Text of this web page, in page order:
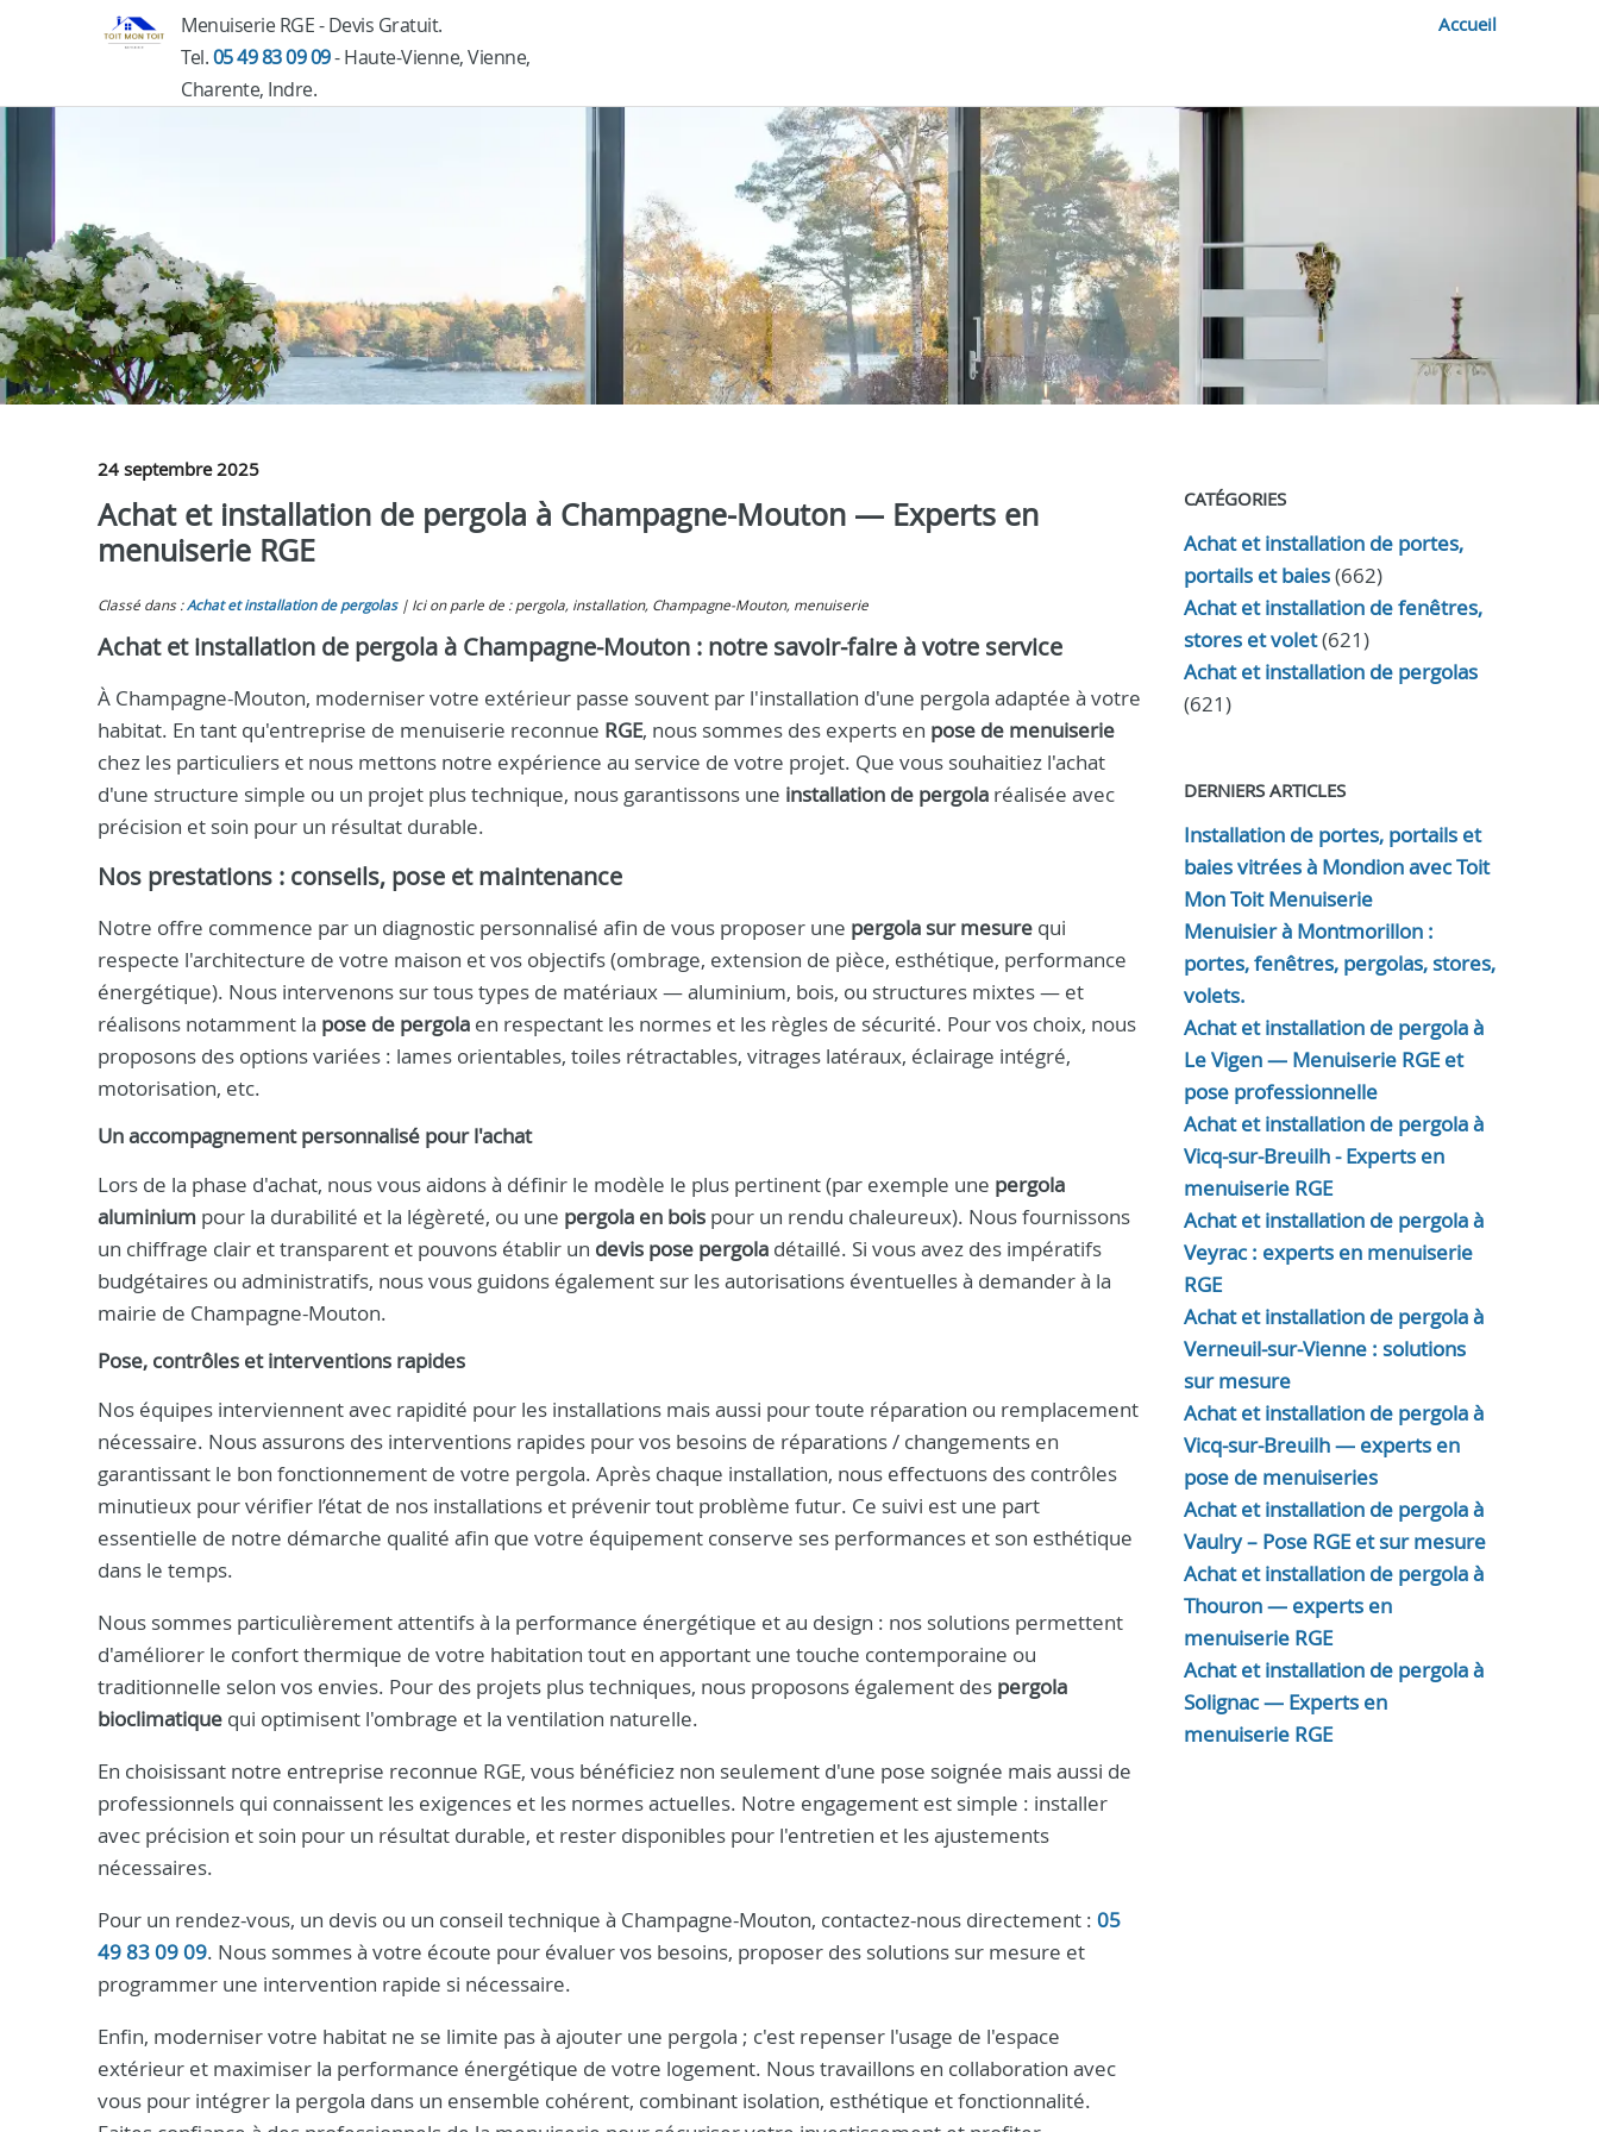
Menuiserie RGE - Devis Gratuit.
Tel.05 49 83 09 09- Haute-Vienne, Vienne,
Charente, Indre.
Accueil
24 septembre 2025
Achat et installation de pergola à Champagne-Mouton — Experts en
menuiserie RGE
Classé dans :Achat et installation de pergolas Ici on parle de : pergola, installation, Champagne-Mouton, menuiserie
Achat et installation de pergola à Champagne-Mouton : notre savoir-faire à votre service
À Champagne-Mouton, moderniser votre extérieur passe souvent par l'installation d'une pergola adaptée à votre
habitat. En tant qu'entreprise de menuiserie reconnue RGE, nous sommes des experts en pose de menuiserie
chez les particuliers et nous mettons notre expérience au service de votre projet. Que vous souhaitiez l'achat
d'une structure simple ou un projet plus technique, nous garantissons une installation de pergola réalisée avec
précision et soin pour un résultat durable.
Nos prestations : conseils, pose et maintenance
Notre offre commence par un diagnostic personnalisé afin de vous proposer une pergola sur mesure qui
respecte l'architecture de votre maison et vos objectifs (ombrage, extension de pièce, esthétique, performance
énergétique). Nous intervenons sur tous types de matériaux — aluminium, bois, ou structures mixtes — et
réalisons notamment la pose de pergola en respectant les normes et les règles de sécurité. Pour vos choix, nous
proposons des options variées : lames orientables, toiles rétractables, vitrages latéraux, éclairage intégré,
motorisation, etc.
Un accompagnement personnalisé pour l'achat
Lors de la phase d'achat, nous vous aidons à définir le modèle le plus pertinent (par exemple une pergola
aluminium pour la durabilité et la légèreté, ou une pergola en bois pour un rendu chaleureux). Nous fournissons
un chiffrage clair et transparent et pouvons établir un devis pose pergola détaillé. Si vous avez des impératifs
budgétaires ou administratifs, nous vous guidons également sur les autorisations éventuelles à demander à la
mairie de Champagne-Mouton.
Pose, contrôles et interventions rapides
Nos équipes interviennent avec rapidité pour les installations mais aussi pour toute réparation ou remplacement
nécessaire. Nous assurons des interventions rapides pour vos besoins de réparations / changements en
garantissant le bon fonctionnement de votre pergola. Après chaque installation, nous effectuons des contrôles
minutieux pour vérifier l’état de nos installations et prévenir tout problème futur. Ce suivi est une part
essentielle de notre démarche qualité afin que votre équipement conserve ses performances et son esthétique
dans le temps.
Nous sommes particulièrement attentifs à la performance énergétique et au design : nos solutions permettent
d'améliorer le confort thermique de votre habitation tout en apportant une touche contemporaine ou
traditionnelle selon vos envies. Pour des projets plus techniques, nous proposons également des pergola
bioclimatique qui optimisent l'ombrage et la ventilation naturelle.
En choisissant notre entreprise reconnue RGE, vous bénéficiez non seulement d'une pose soignée mais aussi de
professionnels qui connaissent les exigences et les normes actuelles. Notre engagement est simple : installer
avec précision et soin pour un résultat durable, et rester disponibles pour l'entretien et les ajustements
nécessaires.
Pour un rendez-vous, un devis ou un conseil technique à Champagne-Mouton, contactez-nous directement : 05
49 83 09 09. Nous sommes à votre écoute pour évaluer vos besoins, proposer des solutions sur mesure et
programmer une intervention rapide si nécessaire.
Enfin, moderniser votre habitat ne se limite pas à ajouter une pergola ; c'est repenser l'usage de l'espace
extérieur et maximiser la performance énergétique de votre logement. Nous travaillons en collaboration avec
vous pour intégrer la pergola dans un ensemble cohérent, combinant isolation, esthétique et fonctionnalité.
CATÉGORIES
Achat et installation de portes,
portails et baies(662)
Achat et installation de fenêtres,
stores et volet(621)
Achat et installation de pergolas
(621)
DERNIERS ARTICLES
Installation de portes, portails et
baies vitrées à Mondion avec Toit
Mon Toit Menuiserie
Menuisier à Montmorillon :
portes, fenêtres, pergolas, stores,
volets.
Achat et installation de pergola à
Le Vigen — Menuiserie RGE et
pose professionnelle
Achat et installation de pergola à
Vicq-sur-Breuilh - Experts en
menuiserie RGE
Achat et installation de pergola à
Veyrac : experts en menuiserie
RGE
Achat et installation de pergola à
Verneuil-sur-Vienne : solutions
sur mesure
Achat et installation de pergola à
Vicq-sur-Breuilh — experts en
pose de menuiseries
Achat et installation de pergola à
Vaulry – Pose RGE et sur mesure
Achat et installation de pergola à
Thouron — experts en
menuiserie RGE
Achat et installation de pergola à
Solignac — Experts en
menuiserie RGE